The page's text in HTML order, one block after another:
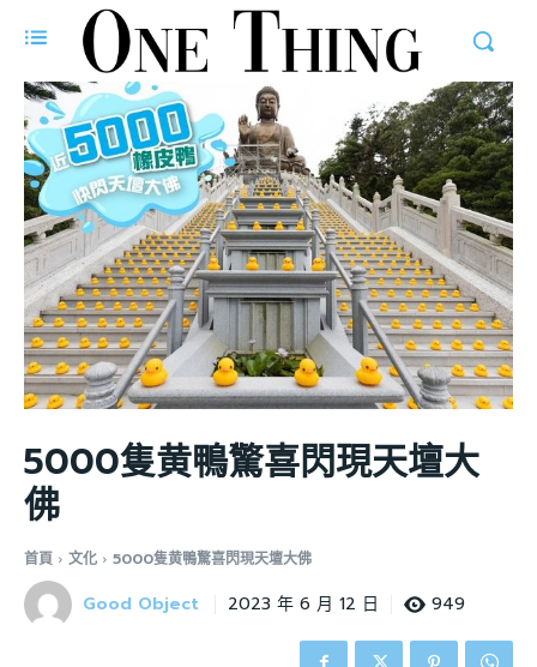
5000隻黄鴨驚喜閃現天壇大
佛
首頁 文化 5000隻黄鴨驚喜閃現天壇大佛
Good Object 2023 年 6 月 12 日 949